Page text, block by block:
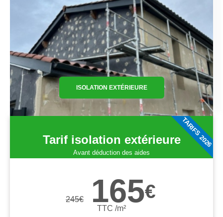
ISOLATION EXTÉRIEURE
Tarif isolation extérieure
Avant déduction des aides
245€ 165€
TTC /m²
TARIFS 2026